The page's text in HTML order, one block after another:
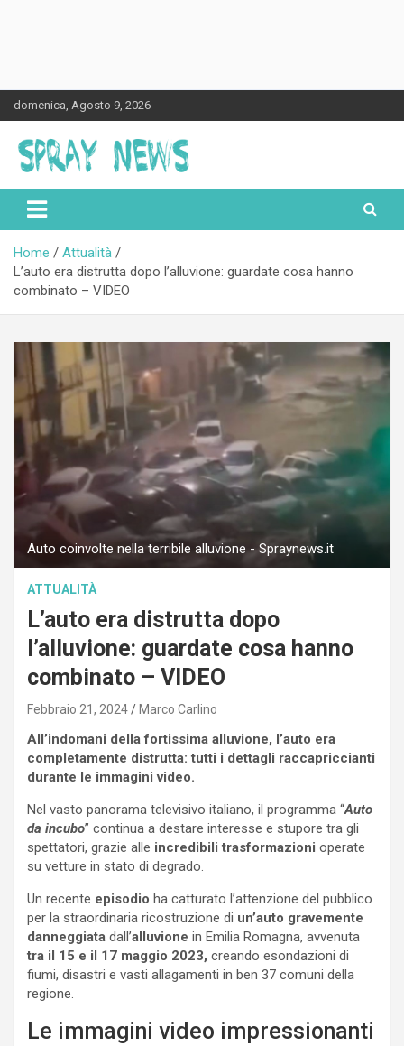
Skip
to
content
domenica, Agosto 9, 2026
Spraynews.it
Home
Attualità
L’auto era distrutta dopo l’alluvione: guardate cosa hanno
combinato – VIDEO
Auto coinvolte nella terribile alluvione - Spraynews.it
ATTUALITÀ
L’auto era distrutta dopo
l’alluvione: guardate cosa hanno
combinato – VIDEO
Febbraio 21, 2024 Marco Carlino
All’indomani della fortissima alluvione, l’auto era
completamente distrutta: tutti i dettagli raccapriccianti
durante le immagini video.
Nel vasto panorama televisivo italiano, il programma “Auto
da incubo” continua a destare interesse e stupore tra gli
spettatori, grazie alle incredibili trasformazioni operate
su vetture in stato di degrado.
Un recente episodio ha catturato l’attenzione del pubblico
per la straordinaria ricostruzione di un’auto gravemente
danneggiata dall’alluvione in Emilia Romagna, avvenuta
tra il 15 e il 17 maggio 2023, creando esondazioni di
fiumi, disastri e vasti allagamenti in ben 37 comuni della
regione.
Le immagini video impressionanti